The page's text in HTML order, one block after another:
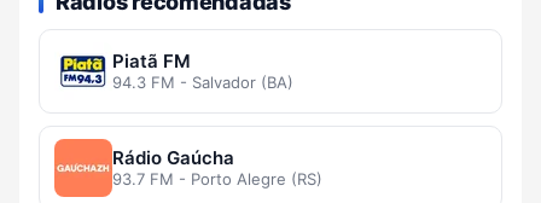
Piatã FM
94.3 FM - Salvador (BA)
Rádio Gaúcha
93.7 FM - Porto Alegre (RS)